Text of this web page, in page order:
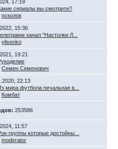
17:19
сериалы вы смотрите?
осколок
15:36
канал "Настолки Л...
ylisenko
19:21
Семен Семенович
22:13
мира футбола печальная в...
Комбат
253586
11:57
группы которые достойны...
moderator